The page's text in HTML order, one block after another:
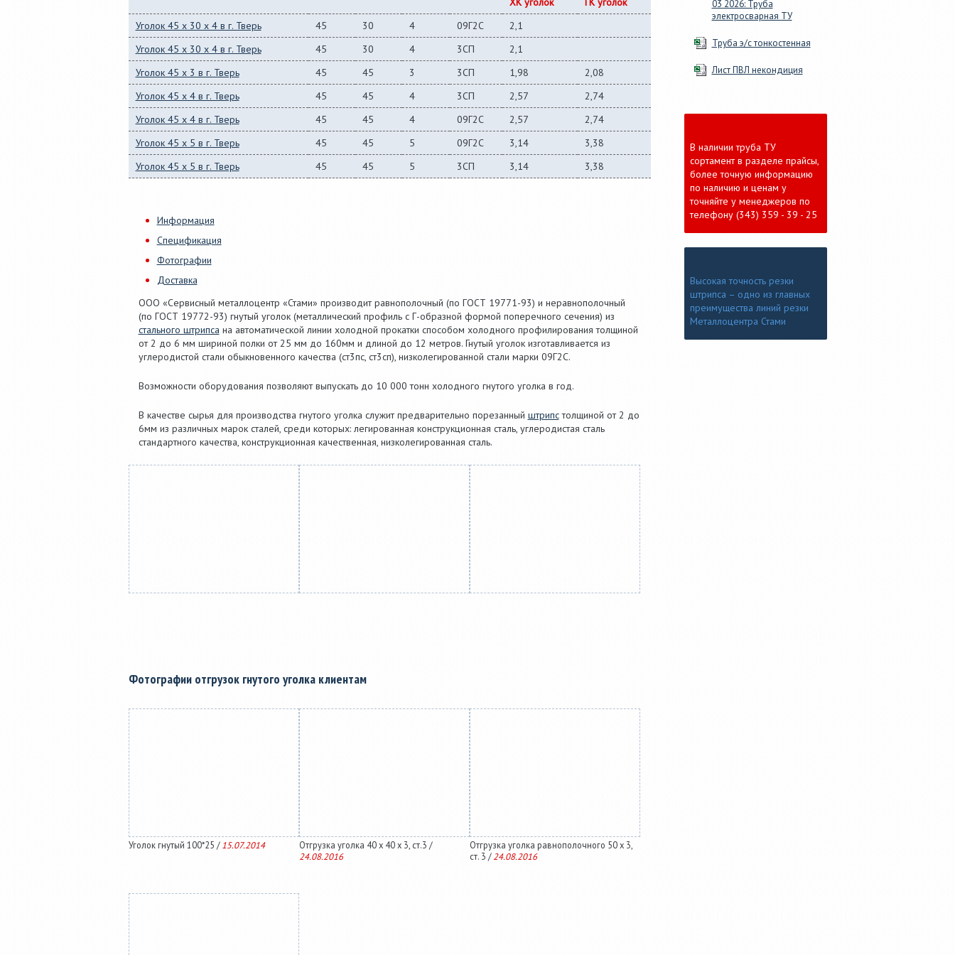
Уголок 45 x 30 x 4 в г. Тверь
45 30 4 09Г2С
2,1
Уголок 45 x 30 x 4 в г. Тверь
45 30 4 3СП
2,1
Уголок 45 x 3 в г. Тверь
45 45 3 3СП 1,98
2,08
Уголок 45 x 4 в г. Тверь
45 45 4 3СП 2,57
2,74
Уголок 45 x 4 в г. Тверь
45 45 4 09Г2С 2,57
2,74
Уголок 45 x 5 в г. Тверь
45 45 5 09Г2С 3,14
3,38
Уголок 45 x 5 в г. Тверь
45 45 5 3СП 3,14 3,38
Информация
Спецификация
Фотографии
Доставка
ООО «Сервисный металлоцентр «Стами» производит равнополочный (по ГОСТ 19771-93) и неравнополочный
(по ГОСТ 19772-93) гнутый уголок (металлический профиль с Г-образной формой поперечного сечения) из
стального штрипса на автоматической линии холодной прокатки способом холодного профилирования толщиной
от 2 до 6 мм шириной полки от 25 мм до 160мм и длиной до 12 метров. Гнутый уголок изготавливается из
углеродистой стали обыкновенного качества (ст3пс, ст3сп), низколегированной стали марки 09Г2С.
Возможности оборудования позволяют выпускать до 10 000 тонн холодного гнутого уголка в год.
В качестве сырья для производства гнутого уголка служит предварительно порезанный штрипстолщиной от 2 до
6мм из различных марок сталей, среди которых: легированная конструкционная сталь, углеродистая сталь
стандартного качества, конструкционная качественная, низколегированная сталь.
Фотографии отгрузок гнутого уголка клиентам
Уголок гнутый 100*25 / 15.07.2014
Отгрузка уголка 40 х 40 х 3, ст.3 /
24.08.2016
Отгрузка уголка равнополочного 50 х 3,
ст. 3 / 24.08.2016
03 2026: Труба
электросварная ТУ
Труба э/с тонкостенная
Лист ПВЛ некондиция
В наличии труба ТУ
сортамент в разделе прайсы,
более точную информацию
по наличию и ценам у
точняйте у менеджеров по
телефону (343) 359 - 39 - 25
Высокая точность резки
штрипса – одно из главных
преимущества линий резки
Металлоцентра Стами